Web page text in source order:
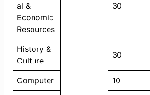
al &
Economic
Resources
30
History &
Culture
30
Computer 10